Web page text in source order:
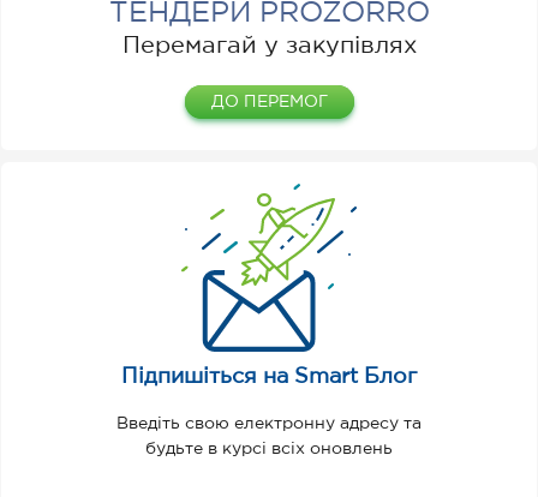
Підпишіться на Smart Блог
Введіть свою електронну адресу та
будьте в курсі всіх оновлень
ТЕНДЕРИ PROZORRO
Перемагай у закупівлях
ДО ПЕРЕМОГ